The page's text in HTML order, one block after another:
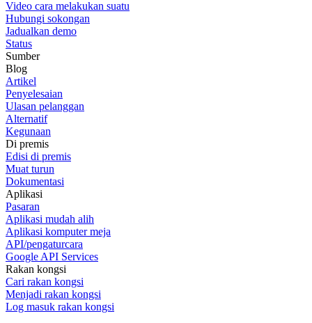
Video cara melakukan suatu
Hubungi sokongan
Jadualkan demo
Status
Sumber
Blog
Artikel
Penyelesaian
Ulasan pelanggan
Alternatif
Kegunaan
Di premis
Edisi di premis
Muat turun
Dokumentasi
Aplikasi
Pasaran
Aplikasi mudah alih
Aplikasi komputer meja
API/pengaturcara
Google API Services
Rakan kongsi
Cari rakan kongsi
Menjadi rakan kongsi
Log masuk rakan kongsi